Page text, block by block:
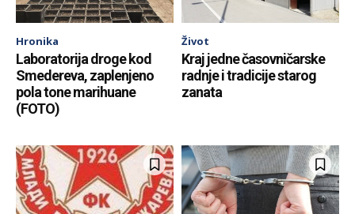
Hronika
Laboratorija droge kod
Smedereva, zaplenjeno
pola tone marihuane
(FOTO)
Život
Kraj jedne časovničarske
radnje i tradicije starog
zanata